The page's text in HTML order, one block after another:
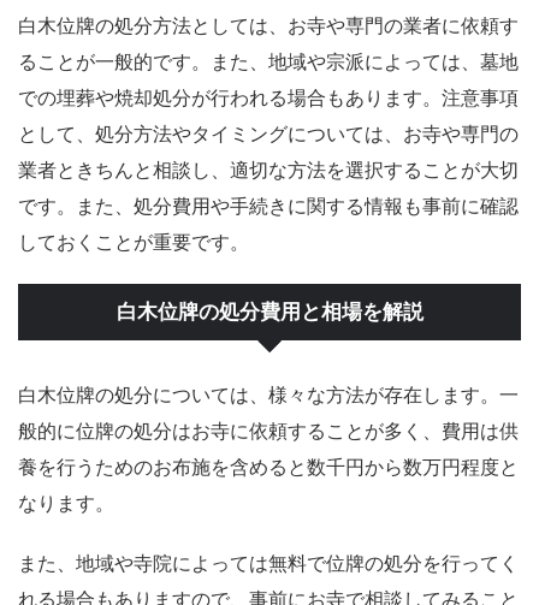
白木位牌の処分方法としては、お寺や専門の業者に依頼す
ることが一般的です。また、地域や宗派によっては、墓地
での埋葬や焼却処分が行われる場合もあります。注意事項
として、処分方法やタイミングについては、お寺や専門の
業者ときちんと相談し、適切な方法を選択することが大切
です。また、処分費用や手続きに関する情報も事前に確認
しておくことが重要です。
白木位牌の処分費用と相場を解説
白木位牌の処分については、様々な方法が存在します。一
般的に位牌の処分はお寺に依頼することが多く、費用は供
養を行うためのお布施を含めると数千円から数万円程度と
なります。
また、地域や寺院によっては無料で位牌の処分を行ってく
れる場合もありますので、事前にお寺で相談してみること